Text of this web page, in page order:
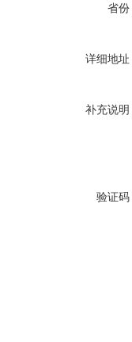
省份
详细地址
补充说明
验证码